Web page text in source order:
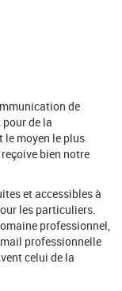
de
pour de la
le moyen le plus
bien notre
et accessibles à
les particuliers.
professionnel,
professionnelle
celui de la